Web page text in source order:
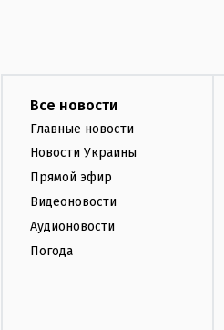
Все новости
Главные новости
Новости Украины
Прямой эфир
Видеоновости
Аудионовости
Погода